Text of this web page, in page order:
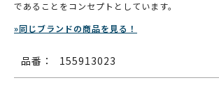
であることをコンセプトとしています。
»同じブランドの商品を見る！
品番： 155913023